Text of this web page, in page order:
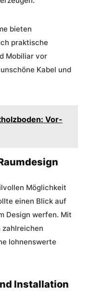
bieten
praktische
Mobiliar vor
Kabel und
Vor-
Möglichkeit
einen Blick auf
Design werfen. Mit
zahlreichen
lohnenswerte
Installation